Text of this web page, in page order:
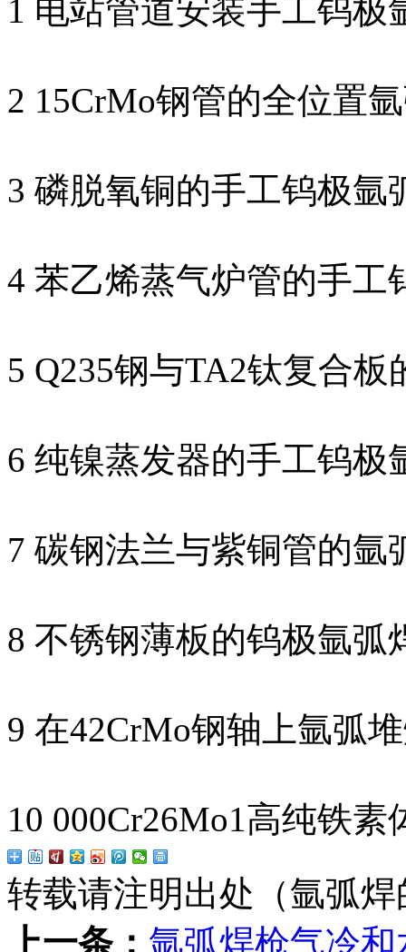
1 电站管道安装手工钨极
2 15CrMo钢管的全位置
3 磷脱氧铜的手工钨极氩
4 苯乙烯蒸气炉管的手工
5 Q235钢与TA2钛复合板
6 纯镍蒸发器的手工钨极
7 碳钢法兰与紫铜管的氩
8 不锈钢薄板的钨极氩弧
9 在42CrMo钢轴上氩弧
10 000Cr26Mo1高纯铁
转载请注明出处（氩弧
上一条： 氩弧焊枪气冷